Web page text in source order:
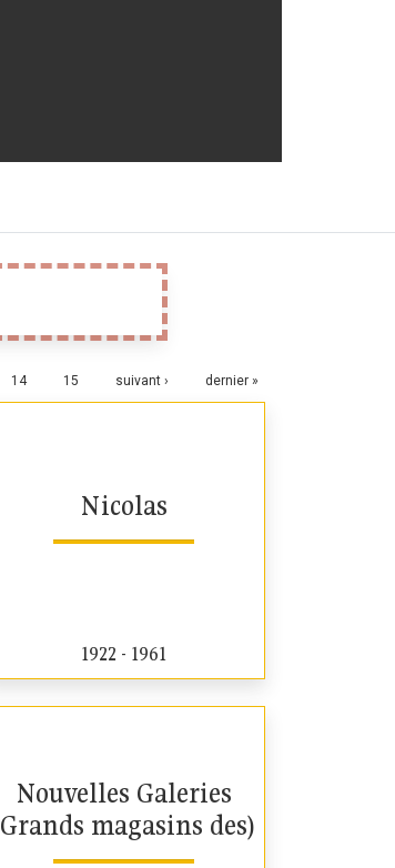
14 15 suivant › dernier »
Nicolas
1922 - 1961
Nouvelles Galeries
magasins des)